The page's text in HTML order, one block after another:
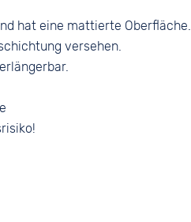
hat eine mattierte Oberfläche.
versehen.